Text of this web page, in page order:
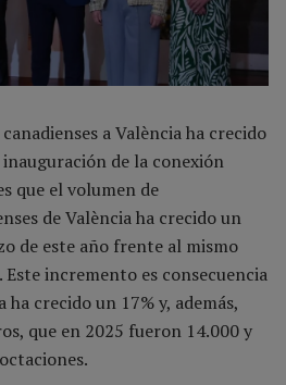
a València ha crecido
de la conexión
que el volumen de
de València ha crecido un
de este año frente al mismo
incremento es consecuencia
ha crecido un 17% y, además,
que en 2025 fueron 14.000 y